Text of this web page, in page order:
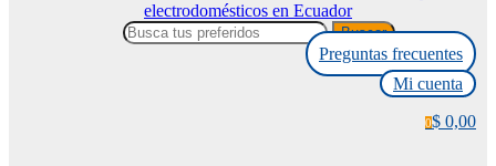
Buscar
Preguntas frecuentes
Mi cuenta
0$ 0,00